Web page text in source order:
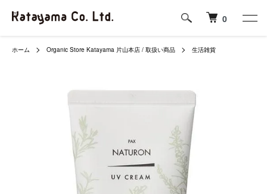
0
ホーム Organic Store Katayama 片山本店 / 取扱い商品 生活雑貨